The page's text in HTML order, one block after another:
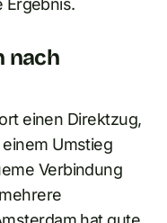
Ergebnis.
nach
einen Direktzug,
Umstieg
Verbindung